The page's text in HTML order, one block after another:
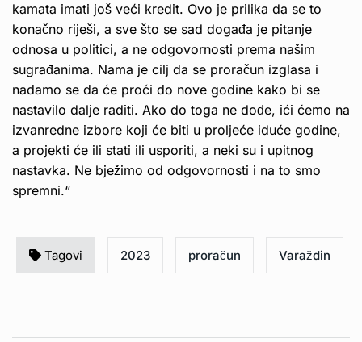
kamata imati još veći kredit. Ovo je prilika da se to
konačno riješi, a sve što se sad događa je pitanje
odnosa u politici, a ne odgovornosti prema našim
sugrađanima. Nama je cilj da se proračun izglasa i
nadamo se da će proći do nove godine kako bi se
nastavilo dalje raditi. Ako do toga ne dođe, ići ćemo na
izvanredne izbore koji će biti u proljeće iduće godine,
a projekti će ili stati ili usporiti, a neki su i upitnog
nastavka. Ne bježimo od odgovornosti i na to smo
spremni.“
Tagovi 2023 proračun Varaždin